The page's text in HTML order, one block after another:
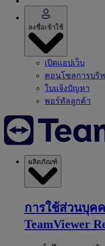
ลงชื่อเข้าใช้
เปิดแอปเว็บ
คอนโซลการบริ
ใบแจ้งปัญหา
พอร์ทัลลูกค้า
ผลิตภัณฑ์
การใช้ส่วนบุค
TeamViewer